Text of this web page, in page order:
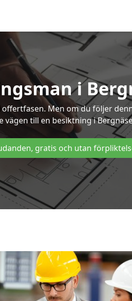
i
Men om du följer
vägen till en besiktning i
gratis och utan